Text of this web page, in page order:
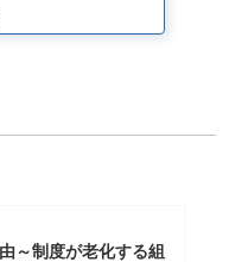
～制度が老化する組